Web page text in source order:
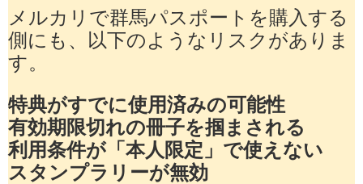
メルカリで群馬パスポートを購入する
側にも、以下のようなリスクがありま
す。
特典がすでに使用済みの可能性
有効期限切れの冊子を掴まされる
利用条件が「本人限定」で使えない
スタンプラリーが無効